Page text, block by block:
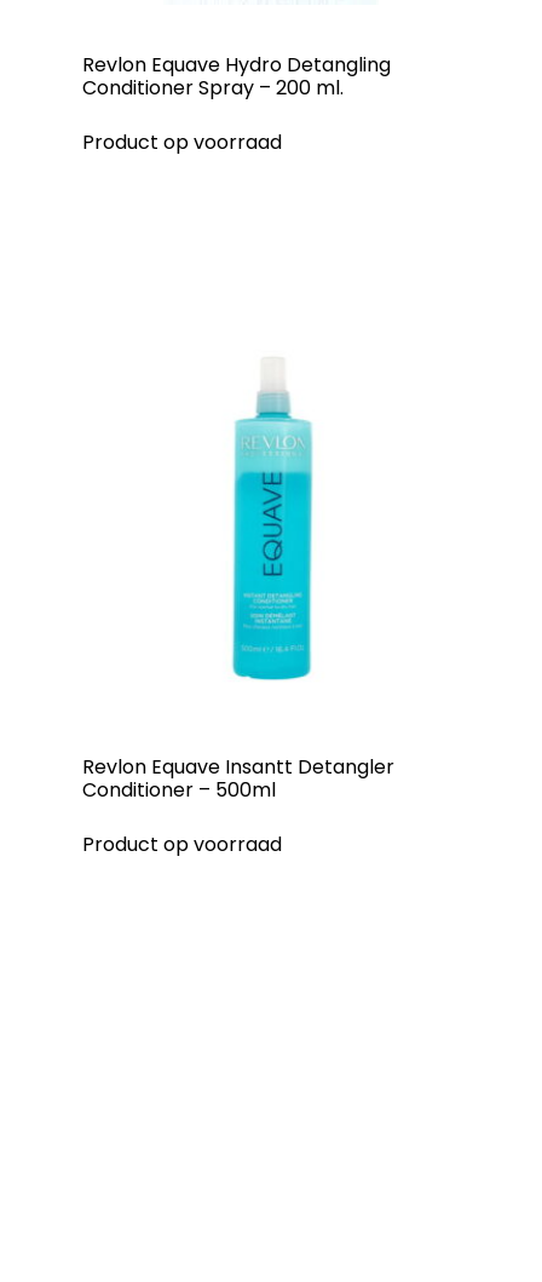
Revlon Equave Hydro Detangling
Conditioner Spray – 200 ml.
Product op voorraad
Revlon Equave Insantt Detangler
Conditioner – 500ml
Product op voorraad